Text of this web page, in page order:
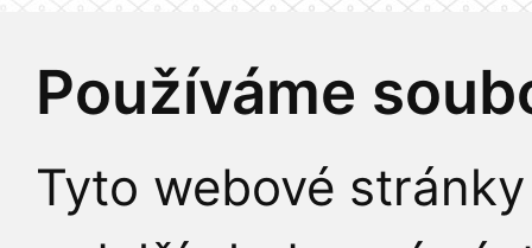
Používáme
Tyto webové